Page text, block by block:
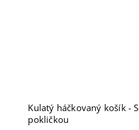
Kulatý háčkovaný košík - S
pokličkou